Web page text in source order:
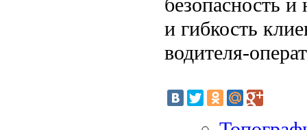
безопасность
и гибкость
водителя-